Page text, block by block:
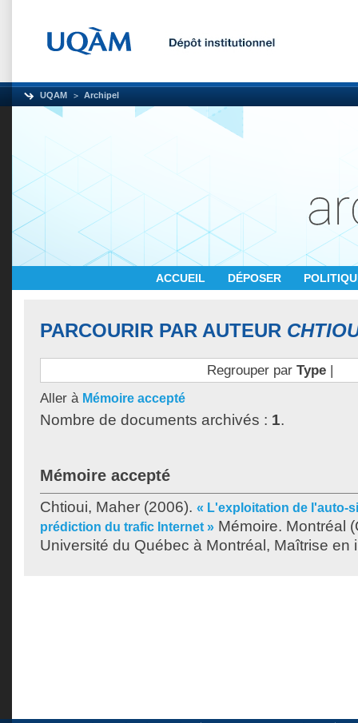
UQAM Archipel
ACCUEIL DÉPOSER
PARCOURIR PAR AUTEUR
Regrouper par Type|
Aller à Mémoire accepté
Nombre de documents archivés : 1.
Mémoire accepté
Chtioui, Maher (2006). « L'exploitation de l'auto-
prédiction du trafic Internet » Mémoire. Montréal
Université du Québec à Montréal, Maîtrise en